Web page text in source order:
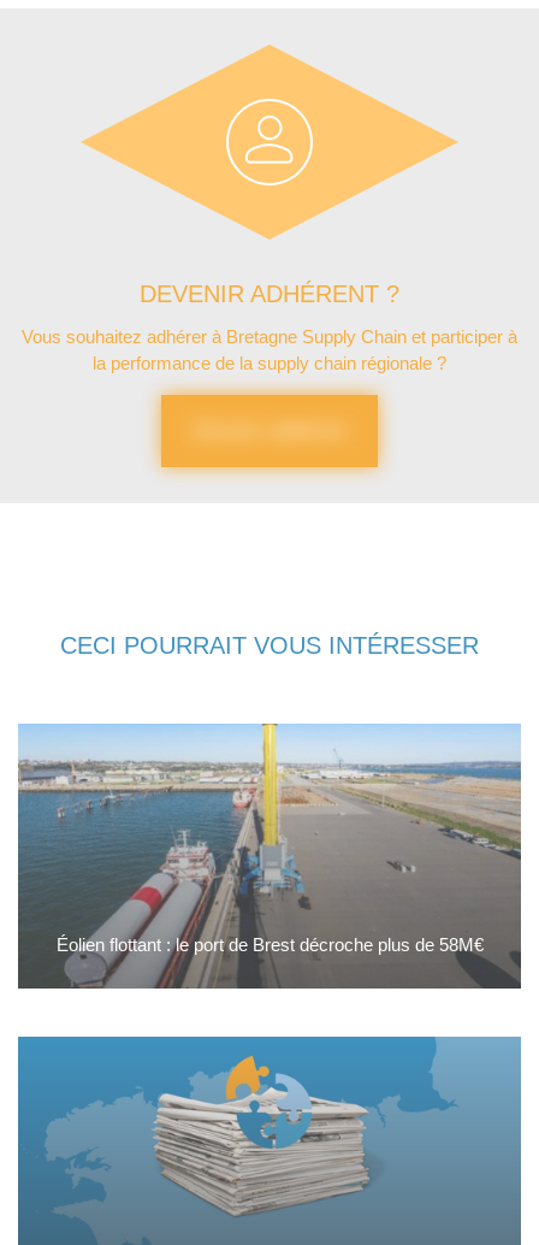
DEVENIR ADHÉRENT ?
Vous souhaitez adhérer à Bretagne Supply Chain et participer à
la performance de la supply chain régionale ?
CECI POURRAIT VOUS INTÉRESSER
Éolien flottant : le port de Brest décroche plus de 58M€